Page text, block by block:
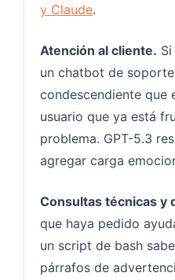
y Claude.
Atención al cliente.
un chatbot de
condescendiente que
usuario que ya está
problema. GPT-5.3
agregar carga
Consultas técnicas y
que haya pedido
un script de bash
párrafos de